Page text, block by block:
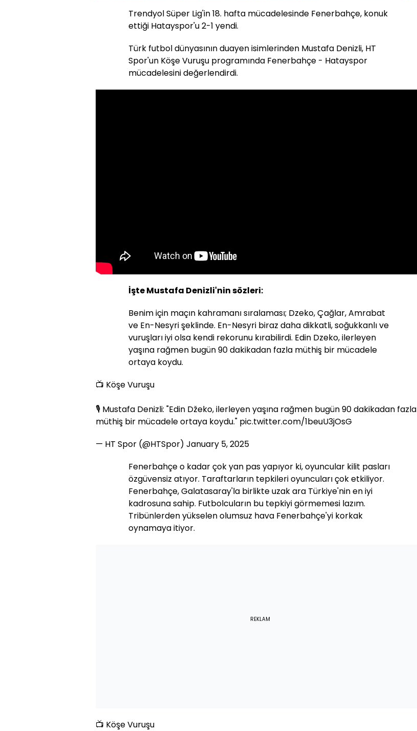
Trendyol Süper Lig'in 18. hafta mücadelesinde Fenerbahçe, konuk
ettiği Hatayspor'u 2-1 yendi.
Türk futbol dünyasının duayen isimlerinden Mustafa Denizli, HT
Spor'un Köşe Vuruşu programında Fenerbahçe - Hatayspor
mücadelesini değerlendirdi.
İşte Mustafa Denizli'nin sözleri:
Benim için maçın kahramanı sıralaması; Dzeko, Çağlar, Amrabat
ve En-Nesyri şeklinde. En-Nesyri biraz daha dikkatli, soğukkanlı ve
vuruşları iyi olsa kendi rekorunu kırabilirdi. Edin Dzeko, ilerleyen
yaşına rağmen bugün 90 dakikadan fazla müthiş bir mücadele
ortaya koydu.
📺 Köşe Vuruşu
🎙️ Mustafa Denizli: "Edin Džeko, ilerleyen yaşına rağmen bugün 90 dakikadan fazla
müthiş bir mücadele ortaya koydu." pic.twitter.com/1beuU3jOsG
— HT Spor (@HTSpor) January 5, 2025
Fenerbahçe o kadar çok yan pas yapıyor ki, oyuncular kilit pasları
özgüvensiz atıyor. Taraftarların tepkileri oyuncuları çok etkiliyor.
Fenerbahçe, Galatasaray'la birlikte uzak ara Türkiye'nin en iyi
kadrosuna sahip. Futbolcuların bu tepkiyi görmemesi lazım.
Tribünlerden yükselen olumsuz hava Fenerbahçe'yi korkak
oynamaya itiyor.
REKLAM
📺 Köşe Vuruşu